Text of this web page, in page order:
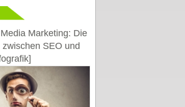
Marketing: Die
SEO und